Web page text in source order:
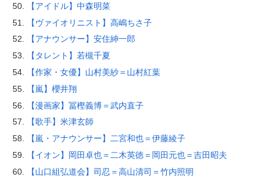
【アイドル】中森明菜
【ヴァイオリニスト】高嶋ちさ子
【アナウンサー】安住紳一郎
【タレント】若槻千夏
【作家・女優】山村美紗＝山村紅葉
【嵐】櫻井翔
【漫画家】冨樫義博＝武内直子
【歌手】米津玄師
【嵐・アナウンサー】二宮和也＝伊藤綾子
【イオン】岡田卓也＝二木英徳＝岡田元也＝吉田昭夫
【山口組弘道会】司忍＝高山清司＝竹内照明